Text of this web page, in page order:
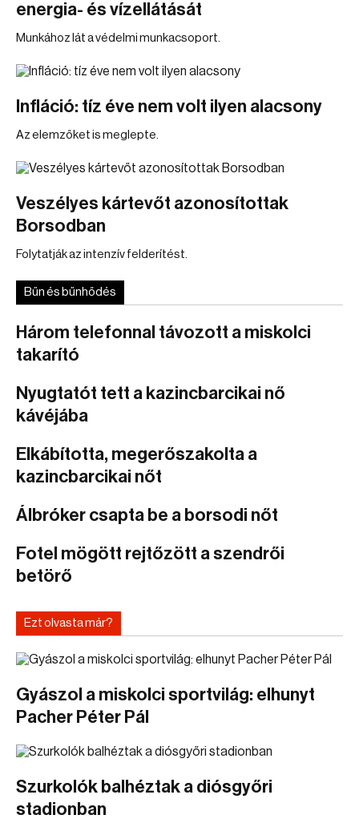
energia- és vízellátását
Munkához lát a védelmi munkacsoport.
Infláció: tíz éve nem volt ilyen alacsony
Az elemzőket is meglepte.
Veszélyes kártevőt azonosítottak
Borsodban
Folytatják az intenzív felderítést.
Bűn és bűnhődés
Három telefonnal távozott a miskolci
takarító
Nyugtatót tett a kazincbarcikai nő
kávéjába
Elkábította, megerőszakolta a
kazincbarcikai nőt
Álbróker csapta be a borsodi nőt
Fotel mögött rejtőzött a szendrői
betörő
Ezt olvasta már?
Gyászol a miskolci sportvilág: elhunyt
Pacher Péter Pál
Szurkolók balhéztak a diósgyőri
stadionban